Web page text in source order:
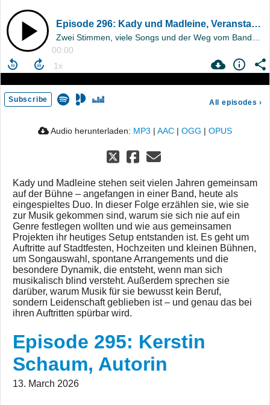
Episode 296: Kady und Madleine, Veranstaltungstechniker
00:00
Subscribe All episodes ›
Audio herunterladen: MP3 | AAC | OGG | OPUS
Kady und Madleine stehen seit vielen Jahren gemeinsam
auf der Bühne – angefangen in einer Band, heute als
eingespieltes Duo. In dieser Folge erzählen sie, wie sie
zur Musik gekommen sind, warum sie sich nie auf ein
Genre festlegen wollten und wie aus gemeinsamen
Projekten ihr heutiges Setup entstanden ist. Es geht um
Auftritte auf Stadtfesten, Hochzeiten und kleinen Bühnen,
um Songauswahl, spontane Arrangements und die
besondere Dynamik, die entsteht, wenn man sich
musikalisch blind versteht. Außerdem sprechen sie
darüber, warum Musik für sie bewusst kein Beruf,
sondern Leidenschaft geblieben ist – und genau das bei
ihren Auftritten spürbar wird.
Episode 295: Kerstin
Schaum, Autorin
13. March 2026